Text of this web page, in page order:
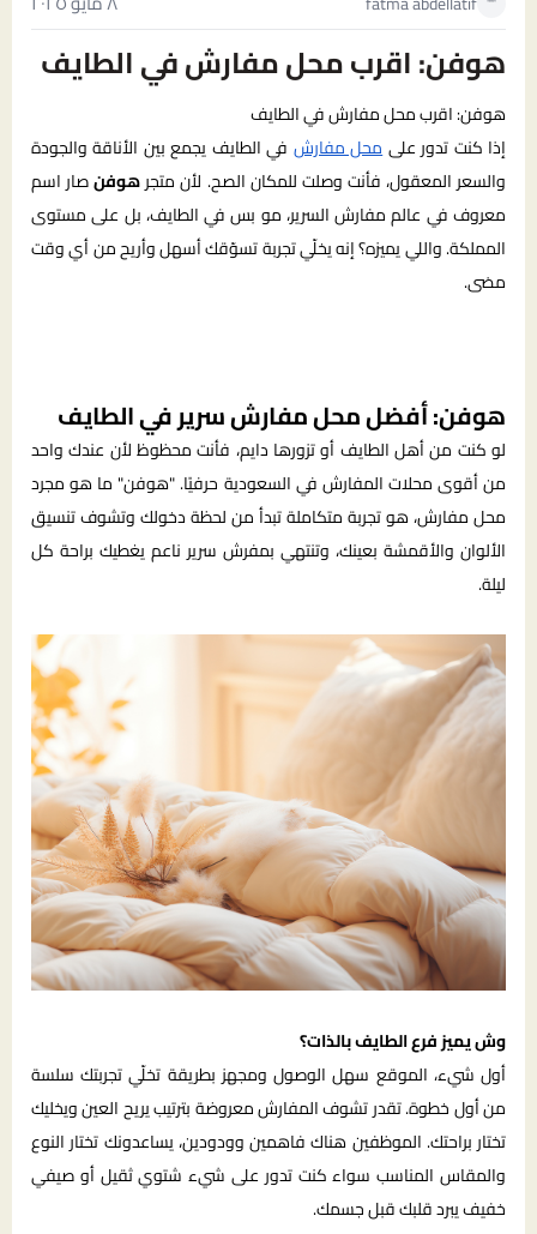
هوفن: اقرب محل مفارش في الطايف
هوفن: اقرب محل مفارش في الطايف
إذا كنت تدور علىمحل مفارش في الطايف يجمع بين الأناقة والجودة
والسعر المعقول، فأنت وصلت للمكان الصح. لأن متجرهوفنصار اسم
معروف في عالممفارش السرير، مو بس في الطايف، بل على مستوى
المملكة. واللي يميزه؟ إنه يخلّي تجربة تسوّقك أسهل وأريح من أي وقت
مضى.
هوفن: أفضل محل مفارش سرير في الطايف
لو كنت من أهل الطايف أو تزورها دايم، فأنت محظوظ لأن عندك واحد
من أقوى محلات المفارش في السعودية حرفيًا. "هوفن" ما هو مجرد
محل مفارش، هو تجربة متكاملة تبدأ من لحظة دخولك وتشوف تنسيق
الألوان والأقمشة بعينك، وتنتهي بمفرش سرير ناعم يغطيك براحة كل
ليلة.
وش يميز فرع الطايف بالذات؟
أول شيء، الموقع سهل الوصول ومجهز بطريقة تخلّي تجربتك سلسة
من أول خطوة. تقدر تشوف المفارش معروضة بترتيب يريح العين ويخليك
تختار براحتك. الموظفين هناك فاهمين وودودين، يساعدونك تختار النوع
والمقاس المناسب سواء كنت تدور على شيء شتوي ثقيل أو صيفي
خفيف يبرد قلبك قبل جسمك.